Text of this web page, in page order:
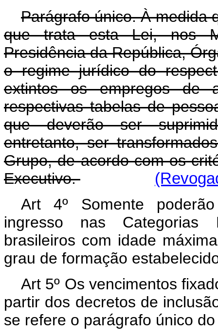
Parágrafo único. À medida
que trata esta Lei, nos
Presidência da República,
o regime jurídico do
extintos os empregos de
respectivas tabelas de
que deverão ser
entretanto, ser
Grupo, de acordo com os
Executivo.
Art 4º Somente
ingresso nas Categorias
brasileiros com idade
grau de formação
Art 5º Os vencimentos
partir dos decretos de
se refere o parágrafo único do